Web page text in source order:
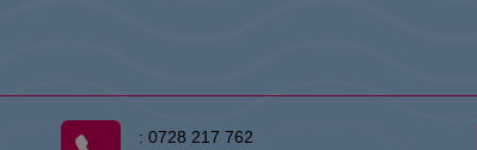
: 0728 217 762